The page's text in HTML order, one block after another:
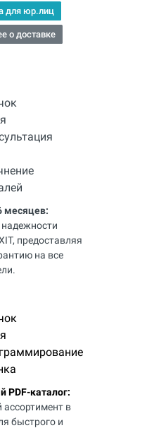
для юр.лиц
о доставке
месяцев:
предоставляя
на все
PDF-каталог:
ассортимент в
быстрого и